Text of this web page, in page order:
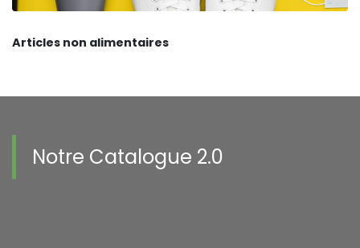
Articles non alimentaires
Notre Catalogue 2.0